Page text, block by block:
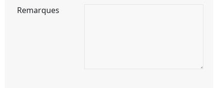
Remarques